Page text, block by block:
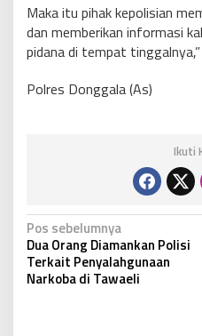
Maka itu pihak kepolisian
dan memberikan informasi
pidana di tempat
Polres Donggala (As)
Ikuti
N
a
v
Pos sebelumnya
Dua Orang Diamankan Polisi
Terkait Penyalahgunaan
Narkoba di Tawaeli